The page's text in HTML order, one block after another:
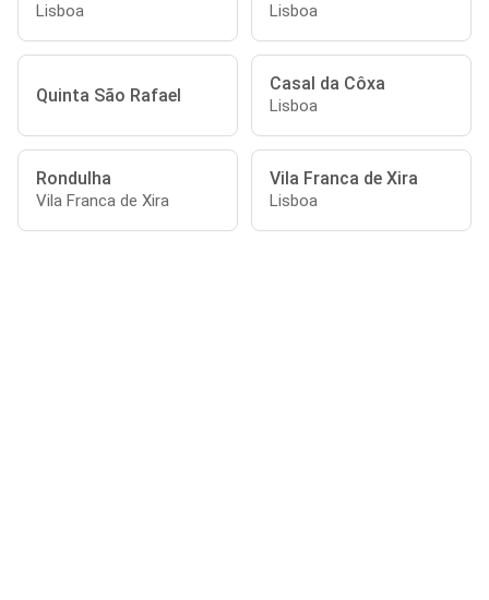
Lisboa Lisboa
Quinta São Rafael
Casal da Côxa
Lisboa
Rondulha
Vila Franca de Xira
Vila Franca de Xira
Lisboa